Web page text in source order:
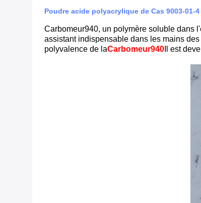
Poudre acide polyacrylique de Cas 9003-01-
Carbomeur940, un polymère soluble dans
assistant indispensable dans les mains
polyvalence de laCarbomeur940 Il est